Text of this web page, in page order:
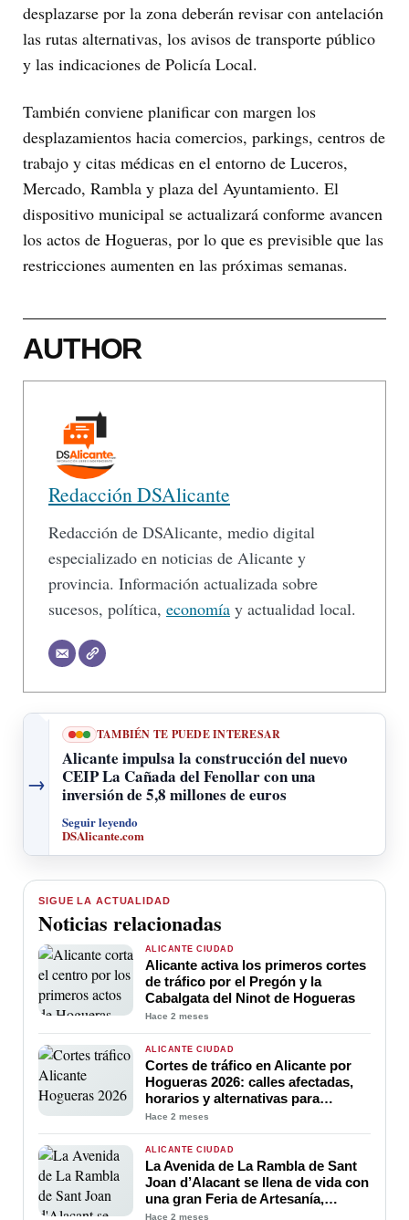
desplazarse por la zona deberán revisar con antelación
las rutas alternativas, los avisos de transporte público
y las indicaciones de Policía Local.
También conviene planificar con margen los
desplazamientos hacia comercios, parkings, centros de
trabajo y citas médicas en el entorno de Luceros,
Mercado, Rambla y plaza del Ayuntamiento. El
dispositivo municipal se actualizará conforme avancen
los actos de Hogueras, por lo que es previsible que las
restricciones aumenten en las próximas semanas.
AUTHOR
Redacción DSAlicante
Redacción de DSAlicante, medio digital
especializado en noticias de Alicante y
provincia. Información actualizada sobre
sucesos, política, economía y actualidad local.
→
TAMBIÉN TE PUEDE INTERESAR
Alicante impulsa la construcción del nuevo
CEIP La Cañada del Fenollar con una
inversión de 5,8 millones de euros
Seguir leyendo
DSAlicante.com
SIGUE LA ACTUALIDAD
Noticias relacionadas
ALICANTE CIUDAD
Alicante activa los primeros cortes
de tráfico por el Pregón y la
Cabalgata del Ninot de Hogueras
Hace 2 meses
ALICANTE CIUDAD
Cortes de tráfico en Alicante por
Hogueras 2026: calles afectadas,
horarios y alternativas para
moverse por el centro
Hace 2 meses
ALICANTE CIUDAD
La Avenida de La Rambla de Sant
Joan d’Alacant se llena de vida con
una gran Feria de Artesanía,
Gastronomía y Actividades para
Hace 2 meses